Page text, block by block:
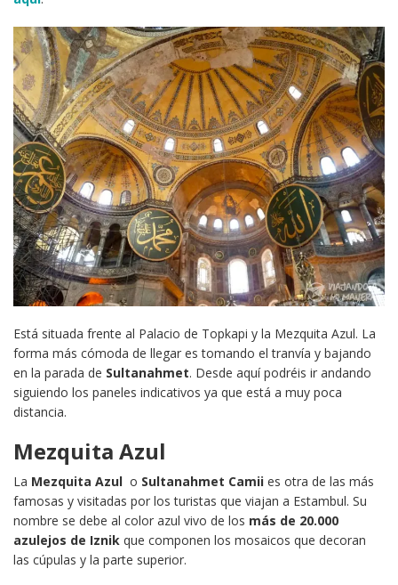
Está situada frente al Palacio de Topkapi y la Mezquita Azul. La
forma más cómoda de llegar es tomando el tranvía y bajando
en la parada de Sultanahmet. Desde aquí podréis ir andando
siguiendo los paneles indicativos ya que está a muy poca
distancia.
Mezquita Azul
La Mezquita Azul o Sultanahmet Camii es otra de las más
famosas y visitadas por los turistas que viajan a Estambul. Su
nombre se debe al color azul vivo de los más de 20.000
azulejos de Iznik que componen los mosaicos que decoran
las cúpulas y la parte superior.